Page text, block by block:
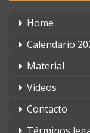
Home
Calendario
Material
Vídeos
Contacto